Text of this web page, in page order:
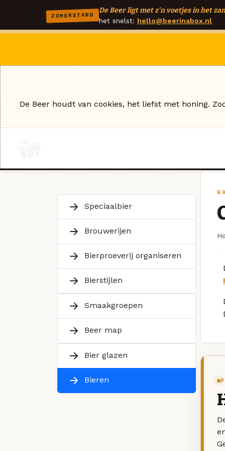
ZOMERSTAND
De Beer ligt met z'n voetjes in het
het snelst: hello@beerinabox.nl
Speciaalbier
Brouwerijen
Bierproeverij organiseren
Bierstijlen
Smaakgroepen
Beer map
Bier glazen
Bieren
De Beer houdt van cookies, het liefst met honing.